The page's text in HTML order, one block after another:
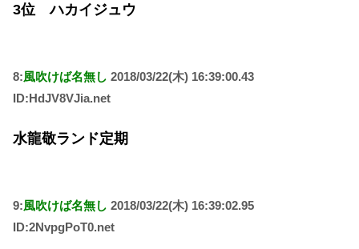
3位 ハカイジュウ
8:風吹けば名無し 2018/03/22(木) 16:39:00.43
ID:HdJV8VJia.net
水龍敬ランド定期
9:風吹けば名無し 2018/03/22(木) 16:39:02.95
ID:2NvpgPoT0.net